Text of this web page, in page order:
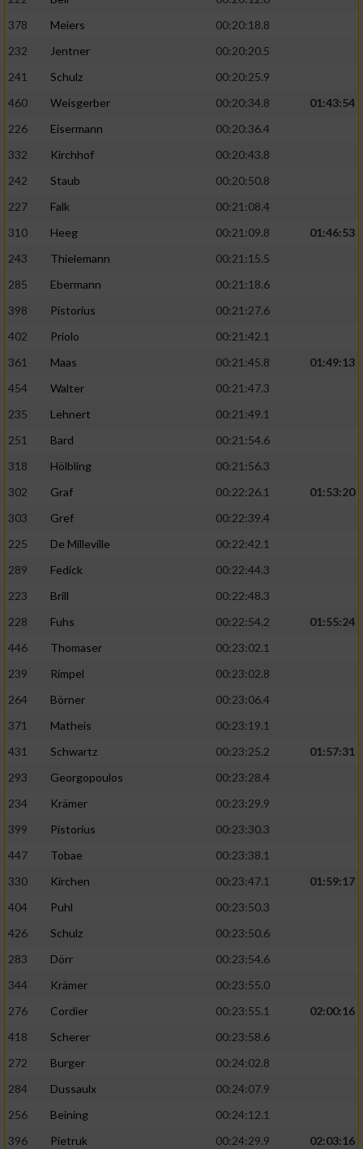
378
Meiers
00:20:18.8
232
Jentner
00:20:20.5
241
Schulz
00:20:25.9
460
Weisgerber 00:20:34.8
01:43:54
226
Eisermann
00:20:36.4
332
Kirchhof
00:20:43.8
242
Staub
00:20:50.8
227
Falk
00:21:08.4
310
Heeg 00:21:09.8
01:46:53
243
Thielemann
00:21:15.5
285
Ebermann
00:21:18.6
398
Pistorius
00:21:27.6
402
Priolo
00:21:42.1
361
Maas 00:21:45.8
01:49:13
454
Walter
00:21:47.3
235
Lehnert
00:21:49.1
251
Bard
00:21:54.6
318
Hölbling
00:21:56.3
302
Graf 00:22:26.1
01:53:20
303
Gref
00:22:39.4
225
De Milleville
00:22:42.1
289
Fedick
00:22:44.3
223
Brill
00:22:48.3
228
Fuhs 00:22:54.2
01:55:24
446
Thomaser
00:23:02.1
239
Rimpel
00:23:02.8
264
Börner
00:23:06.4
371
Matheis
00:23:19.1
431
Schwartz 00:23:25.2
01:57:31
293
Georgopoulos
00:23:28.4
234
Krämer
00:23:29.9
399
Pistorius
00:23:30.3
447
Tobae
00:23:38.1
330
Kirchen 00:23:47.1
01:59:17
404
Puhl
00:23:50.3
426
Schulz
00:23:50.6
283
Dörr
00:23:54.6
344
Krämer
00:23:55.0
276
Cordier 00:23:55.1
02:00:16
418
Scherer
00:23:58.6
272
Burger
00:24:02.8
284
Dussaulx
00:24:07.9
256
Beining
00:24:12.1
396
Pietruk 00:24:29.9
02:03:16